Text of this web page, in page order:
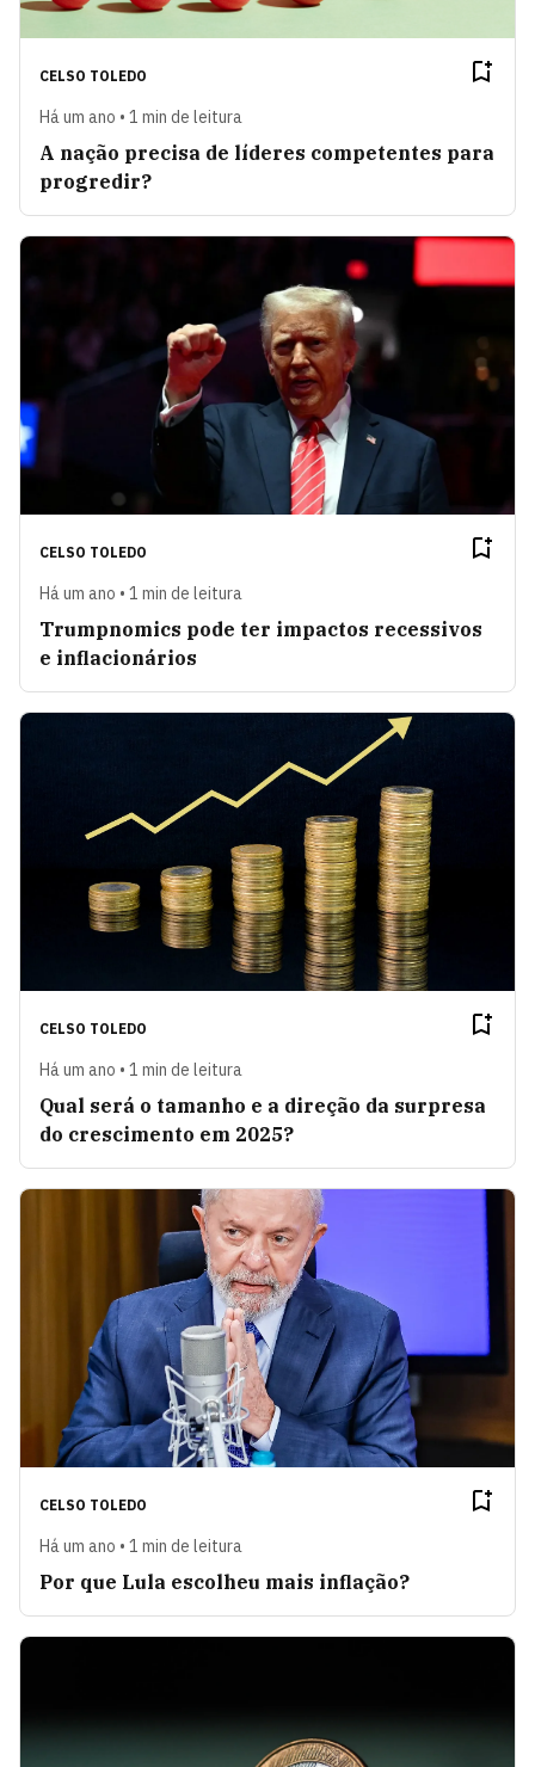
CELSO TOLEDO
Há um ano • 1 min de leitura
A nação precisa de líderes competentes para
progredir?
CELSO TOLEDO
Há um ano • 1 min de leitura
Trumpnomics pode ter impactos recessivos
e inflacionários
CELSO TOLEDO
Há um ano • 1 min de leitura
Qual será o tamanho e a direção da surpresa
do crescimento em 2025?
CELSO TOLEDO
Há um ano • 1 min de leitura
Por que Lula escolheu mais inflação?